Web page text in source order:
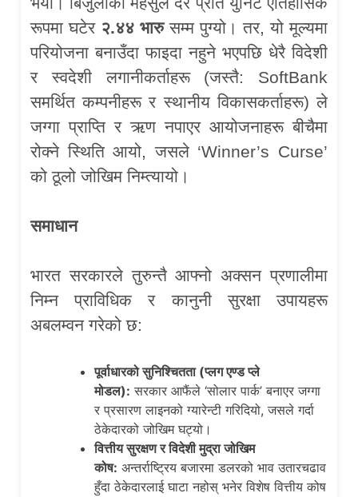
रूपमा घटेर २.४४ भारुसम्म पुग्यो। तर, यो मूल्यमा
परियोजना बनाउँदा फाइदा नहुने भएपछि धेरै विदेशी
र स्वदेशी लगानीकर्ताहरू (जस्तै: SoftBank
समर्थित कम्पनीहरू र स्थानीय विकासकर्ताहरू) ले
जग्गा प्राप्ति र ऋण नपाएर आयोजनाहरू बीचैमा
रोक्ने स्थिति आयो, जसले ‘Winner’s Curse’
को ठूलो जोखिम निम्त्यायो।
समाधान
भारत सरकारले तुरुन्तै आफ्नो अक्सन प्रणालीमा
निम्न प्राविधिक र कानुनी सुरक्षा उपायहरू
अबलम्वन गरेको छ:
पूर्वाधारको सुनिश्चितता (प्लग एण्ड प्ले
मोडल): सरकार आफैंले ‘सोलार पार्क’ बनाएर जग्गा
र प्रसारण लाइनको ग्यारेन्टी गरिदियो, जसले गर्दा
ठेकेदारको जोखिम घट्यो।
वित्तीय सुरक्षण र विदेशी मुद्रा जोखिम
कोष: अन्तर्राष्ट्रिय बजारमा डलरको भाव उतारचढाव
हुँदा ठेकेदारलाई घाटा नहोस् भनेर विशेष वित्तीय कोष